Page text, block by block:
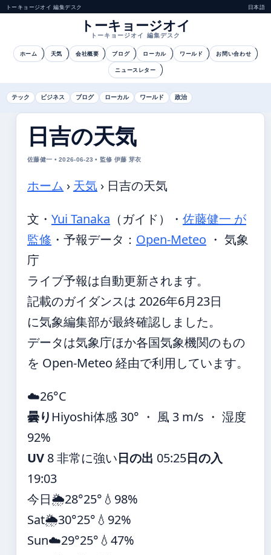
トーキョージオイ 編集デスク 日本語
トーキョージオイ
トーキョージオイ 編集デスク
ホーム 天気 会社概要 ブログ ローカル ワールド お問い合わせ
ニュースレター
テック ビジネス ブログ ローカル ワールド 政治
日吉の天気
佐藤健一 • 2026-06-23 • 監修 伊藤 芽衣
ホーム › 天気 › 日吉の天気
文・ Yui Tanaka （ガイド） ・ 佐藤健一 が
監修 ・ 予報データ： Open-Meteo ・ 気象
庁
ライブ予報は自動更新されます。
記載のガイダンスは 2026年6月23日
に気象編集部が最終確認しました。
データは気象庁ほか各国気象機関のもの
を Open-Meteo 経由で利用しています。
☁️26°C
曇り Hiyoshi体感 30° ・ 風 3 m/s ・ 湿度
92%
UV 8 非常に強い日の出 05:25日の入
19:03
今日🌦️28°25° 💧98%
Sat🌦️30°25° 💧92%
Sun☁️29°25° 💧47%